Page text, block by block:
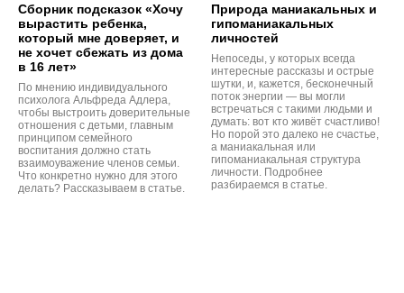
Сборник подсказок «Хочу
вырастить ребенка,
который мне доверяет, и
не хочет сбежать из дома
в 16 лет»
По мнению индивидуального
психолога Альфреда Адлера,
чтобы выстроить доверительные
отношения с детьми, главным
принципом семейного
воспитания должно стать
взаимоуважение членов семьи.
Что конкретно нужно для этого
делать? Рассказываем в статье.
Природа маниакальных и
гипоманиакальных
личностей
Непоседы, у которых всегда
интересные рассказы и острые
шутки, и, кажется, бесконечный
поток энергии — вы могли
встречаться с такими людьми и
думать: вот кто живёт счастливо!
Но порой это далеко не счастье,
а маниакальная или
гипоманиакальная структура
личности. Подробнее
разбираемся в статье.